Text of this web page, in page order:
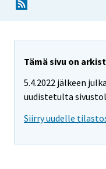
Tämä sivu on
5.4.2022 jälkeen
uudistetulta
Siirry uudelle